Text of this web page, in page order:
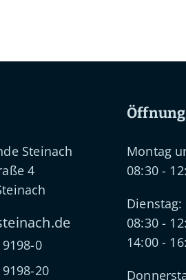
Steinach
4
98-0
98-20
Montag
08:30 -
Dienstag:
08:30 -
14:00 -